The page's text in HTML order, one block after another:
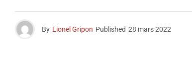
By Lionel Gripon Published 28 mars 2022